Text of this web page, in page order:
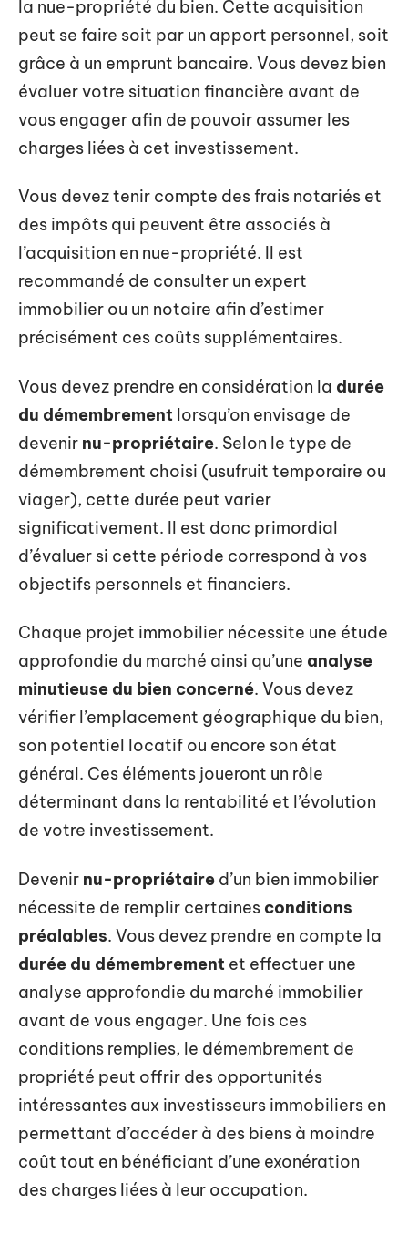
la nue-propriété du bien. Cette acquisition
peut se faire soit par un apport personnel, soit
grâce à un emprunt bancaire. Vous devez bien
évaluer votre situation financière avant de
vous engager afin de pouvoir assumer les
charges liées à cet investissement.
Vous devez tenir compte des frais notariés et
des impôts qui peuvent être associés à
l’acquisition en nue-propriété. Il est
recommandé de consulter un expert
immobilier ou un notaire afin d’estimer
précisément ces coûts supplémentaires.
Vous devez prendre en considération la durée
du démembrement lorsqu’on envisage de
devenir nu-propriétaire. Selon le type de
démembrement choisi (usufruit temporaire ou
viager), cette durée peut varier
significativement. Il est donc primordial
d’évaluer si cette période correspond à vos
objectifs personnels et financiers.
Chaque projet immobilier nécessite une étude
approfondie du marché ainsi qu’une analyse
minutieuse du bien concerné. Vous devez
vérifier l’emplacement géographique du bien,
son potentiel locatif ou encore son état
général. Ces éléments joueront un rôle
déterminant dans la rentabilité et l’évolution
de votre investissement.
Devenir nu-propriétaire d’un bien immobilier
nécessite de remplir certaines conditions
préalables. Vous devez prendre en compte la
durée du démembrement et effectuer une
analyse approfondie du marché immobilier
avant de vous engager. Une fois ces
conditions remplies, le démembrement de
propriété peut offrir des opportunités
intéressantes aux investisseurs immobiliers en
permettant d’accéder à des biens à moindre
coût tout en bénéficiant d’une exonération
des charges liées à leur occupation.